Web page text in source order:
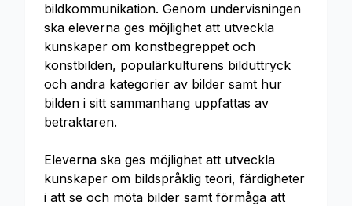
bildkommunikation. Genom undervisningen
ska eleverna ges möjlighet att utveckla
kunskaper om konstbegreppet och
konstbilden, populärkulturens bilduttryck
och andra kategorier av bilder samt hur
bilden i sitt sammanhang uppfattas av
betraktaren.
Eleverna ska ges möjlighet att utveckla
kunskaper om bildspråklig teori, färdigheter
i att se och möta bilder samt förmåga att